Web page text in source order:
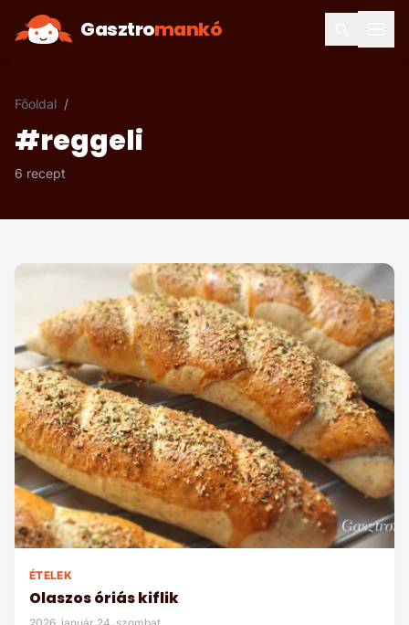
Gasztromankó
Főoldal /
#reggeli
6 recept
ÉTELEK
Olaszos óriás kiflik